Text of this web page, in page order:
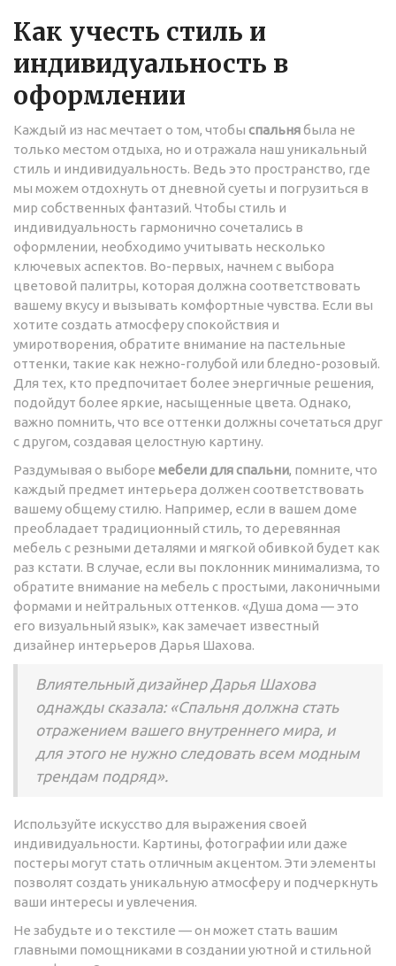
Как учесть стиль и
индивидуальность в
оформлении
Каждый из нас мечтает о том, чтобы спальнябыла не
только местом отдыха, но и отражала наш уникальный
стиль и индивидуальность. Ведь это пространство, где
мы можем отдохнуть от дневной суеты и погрузиться в
мир собственных фантазий. Чтобы стиль и
индивидуальность гармонично сочетались в
оформлении, необходимо учитывать несколько
ключевых аспектов. Во-первых, начнем с выбора
цветовой палитры, которая должна соответствовать
вашему вкусу и вызывать комфортные чувства. Если вы
хотите создать атмосферу спокойствия и
умиротворения, обратите внимание на пастельные
оттенки, такие как нежно-голубой или бледно-розовый.
Для тех, кто предпочитает более энергичные решения,
подойдут более яркие, насыщенные цвета. Однако,
важно помнить, что все оттенки должны сочетаться друг
с другом, создавая целостную картину.
Раздумывая о выборе мебели для спальни, помните, что
каждый предмет интерьера должен соответствовать
вашему общему стилю. Например, если в вашем доме
преобладает традиционный стиль, то деревянная
мебель с резными деталями и мягкой обивкой будет как
раз кстати. В случае, если вы поклонник минимализма, то
обратите внимание на мебель с простыми, лаконичными
формами и нейтральных оттенков. «Душа дома — это
его визуальный язык», как замечает известный
дизайнер интерьеров Дарья Шахова.
Влиятельный дизайнер Дарья Шахова
однажды сказала: «Спальня должна стать
отражением вашего внутреннего мира, и
для этого не нужно следовать всем модным
трендам подряд».
Используйте искусство для выражения своей
индивидуальности. Картины, фотографии или даже
постеры могут стать отличным акцентом. Эти элементы
позволят создать уникальную атмосферу и подчеркнуть
ваши интересы и увлечения.
Не забудьте и о текстиле — он может стать вашим
главными помощниками в создании уютной и стильной